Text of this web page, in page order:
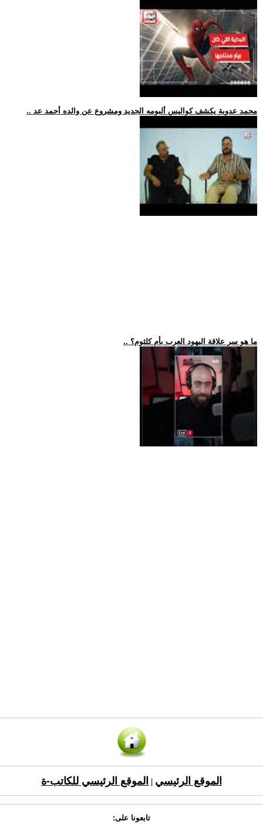
.. محمد عدوية يكشف كواليس ألبومه الجديد ومشروع عن والده أحمد عد
.. ما هو سر علاقة اليهود العرب بأم كلثوم؟
الموقع الرئيسي الموقع الرئيسي للكاتب-ة
تابعونا على: